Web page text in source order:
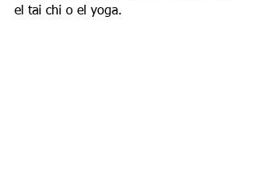
el tai chi o el yoga.